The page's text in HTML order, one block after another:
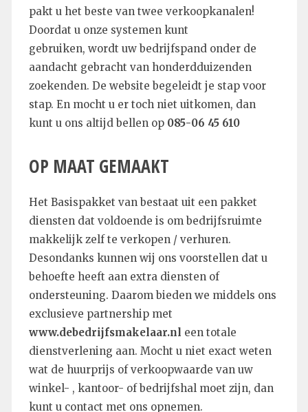
pakt u het beste van twee verkoopkanalen!
Doordat u onze systemen kunt
gebruiken, wordt uw bedrijfspand onder de
aandacht gebracht van honderdduizenden
zoekenden. De website begeleidt je stap voor
stap. En mocht u er toch niet uitkomen, dan
kunt u ons altijd bellen op 085-06 45 610
OP MAAT GEMAAKT
Het Basispakket van bestaat uit een pakket
diensten dat voldoende is om bedrijfsruimte
makkelijk zelf te verkopen / verhuren.
Desondanks kunnen wij ons voorstellen dat u
behoefte heeft aan extra diensten of
ondersteuning. Daarom bieden we middels ons
exclusieve partnership met
www.debedrijfsmakelaar.nl een totale
dienstverlening aan. Mocht u niet exact weten
wat de huurprijs of verkoopwaarde van uw
winkel- , kantoor- of bedrijfshal moet zijn, dan
kunt u contact met ons opnemen.